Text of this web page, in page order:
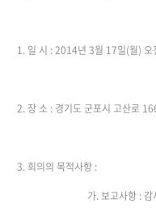
1. 일 시 : 2014년 3월 17일(월) 오
2. 장 소 : 경기도 군포시 고산로
3. 회의의 목적사항 :
가. 보고사항 : 감사보